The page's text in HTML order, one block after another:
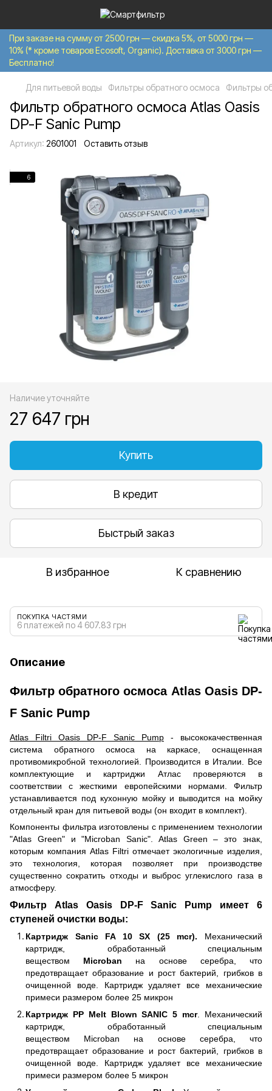
При заказе на сумму от 2500 грн — скидка 5%, от 5000 грн —
10% (* кроме товаров Ecosoft, Organic). Доставка от 3000 грн —
Бесплатно!
Для питьевой воды Фильтры обратного осмоса Фильтры
Фильтр обратного осмоса Atlas Oasis
DP-F Sanic Pump
Артикул: 2601001 Оставить отзыв
6
Наличие уточняйте
27 647 грн
Купить
В кредит
Быстрый заказ
В избранное К сравнению
ПОКУПКА ЧАСТЯМИ
6 платежей по 4 607.83 грн
Описание
Фильтр обратного осмоса Atlas Oasis DP-
F Sanic Pump
Atlas Filtri Oasis DP-F Sanic Pump - высококачественная
система обратного осмоса на каркасе, оснащенная
противомикробной технологией. Производится в Италии. Все
комплектующие и картриджи Атлас проверяются в
соответствии с жесткими европейскими нормами. Фильтр
устанавливается под кухонную мойку и выводится на мойку
отдельный кран для питьевой воды (он входит в комплект).
Компоненты фильтра изготовлены с применением технологии
"Atlas Green" и "Microban Sanic". Atlas Green – это знак,
которым компания Atlas Filtri отмечает экологичные изделия,
это технология, которая позволяет при производстве
существенно сократить отходы и выброс углекислого газа в
атмосферу.
Фильтр Atlas Oasis DP-F Sanic Pump
имеет 6
ступеней очистки воды:
Картридж Sanic FA 10 SX (25 mcr). Механический
картридж, обработанный специальным
веществом Microban на основе серебра, что
предотвращает образование и рост бактерий, грибков в
очищенной воде. Картридж удаляет все механические
примеси размером более 25 микрон
Картридж PP Melt Blown SANIC 5 mcr. Механический
картридж, обработанный специальным
веществом Microban на основе серебра, что
предотвращает образование и рост бактерий, грибков в
очищенной воде. Картридж удаляет все механические
примеси размером более 5 микрон